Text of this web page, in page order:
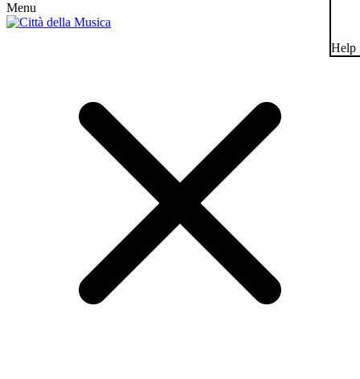
Menu
Help